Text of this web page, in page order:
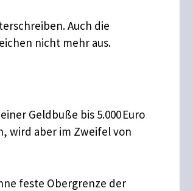
Auch die
nicht mehr aus.
Geldbuße bis 5.000 Euro
wird aber im Zweifel von
feste Obergrenze der